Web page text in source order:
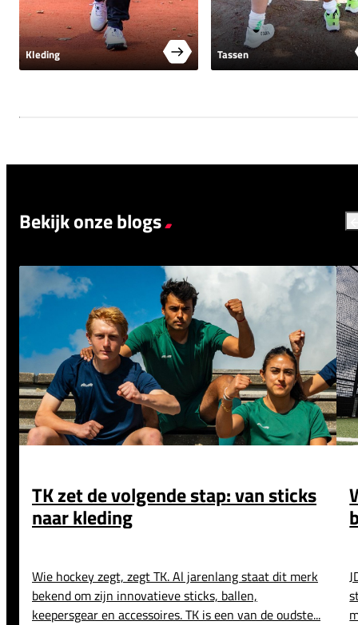
Kleding Tassen
Bekijk onze blogs
TK zet de volgende stap: van sticks
naar kleding
Wie hockey zegt, zegt TK. Al jarenlang staat dit merk
bekend om zijn innovatieve sticks, ballen,
keepersgear en accessoires. TK is een van de oudste...